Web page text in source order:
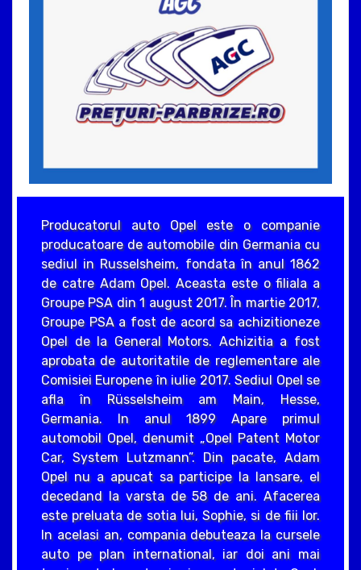
Producatorul auto Opel este o companie
producatoare de automobile din Germania cu
sediul in Russelsheim, fondata în anul 1862
de catre Adam Opel. Aceasta este o filiala a
Groupe PSA din 1 august 2017. În martie 2017,
Groupe PSA a fost de acord sa achizitioneze
Opel de la General Motors. Achizitia a fost
aprobata de autoritatile de reglementare ale
Comisiei Europene în iulie 2017. Sediul Opel se
afla în Rüsselsheim am Main, Hesse,
Germania. In anul 1899 Apare primul
automobil Opel, denumit „Opel Patent Motor
Car, System Lutzmann”. Din pacate, Adam
Opel nu a apucat sa participe la lansare, el
decedand la varsta de 58 de ani. Afacerea
este preluata de sotia lui, Sophie, si de fiii lor.
In acelasi an, compania debuteaza la cursele
auto pe plan international, iar doi ani mai